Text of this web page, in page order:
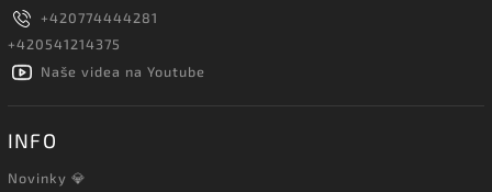
+420774444281
+420541214375
Naše videa na Youtube
INFO
Novinky 💎